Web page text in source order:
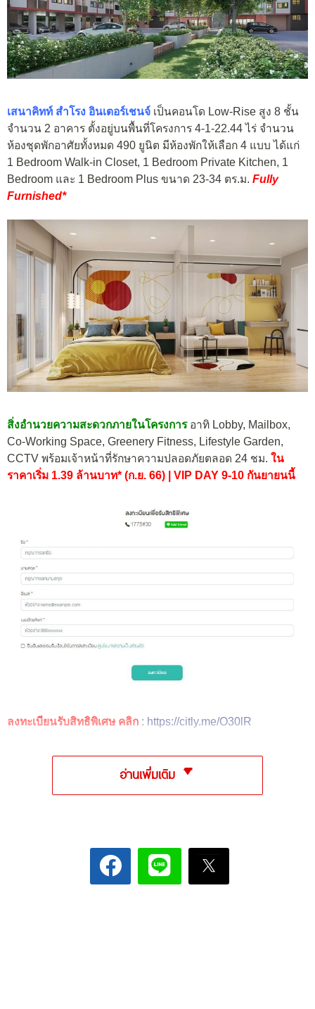
เสนาคิทท์ สำโรง อินเตอร์เชนจ์ เป็นคอนโด Low-Rise สูง 8 ชั้น
จำนวน 2 อาคาร ตั้งอยู่บนพื้นที่โครงการ 4-1-22.44 ไร่ จำนวน
ห้องชุดพักอาศัยทั้งหมด 490 ยูนิต มีห้องพักให้เลือก 4 แบบ ได้แก่
1 Bedroom Walk-in Closet, 1 Bedroom Private Kitchen, 1
Bedroom และ 1 Bedroom Plus ขนาด 23-34 ตร.ม. Fully
Furnished*
สิ่งอำนวยความสะดวกภายในโครงการอาทิ Lobby, Mailbox,
Co-Working Space, Greenery Fitness, Lifestyle Garden,
CCTV พร้อมเจ้าหน้าที่รักษาความปลอดภัยตลอด 24 ชม. ใน
ราคาเริ่ม 1.39 ล้านบาท* (ก.ย. 66) | VIP DAY 9-10 กันยายนนี้
ลงทะเบียนรับสิทธิพิเศษ คลิก : https://citly.me/O30lR
อ่านเพิ่มเติม